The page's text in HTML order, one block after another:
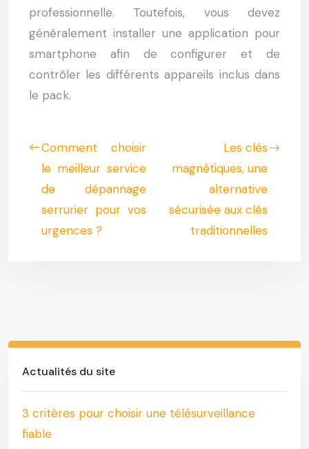
professionnelle. Toutefois, vous devez
généralement installer une application pour
smartphone afin de configurer et de
contrôler les différents appareils inclus dans
le pack.
Comment choisir
le meilleur service
de dépannage
serrurier pour vos
urgences ?
Les clés
magnétiques, une
alternative
sécurisée aux clés
traditionnelles
Actualités du site
3 critères pour choisir une télésurveillance
fiable